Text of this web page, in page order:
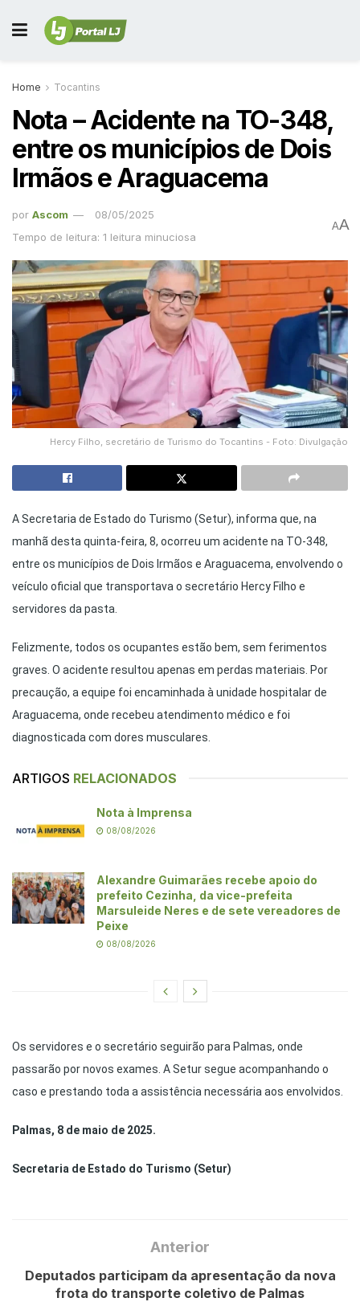
Home Tocantins
Nota – Acidente na TO-348,
entre os municípios de Dois
Irmãos e Araguacema
por Ascom
08/05/2025
Tempo de leitura: 1 leitura minuciosa
AA
Hercy Filho, secretário de Turismo do Tocantins - Foto: Divulgação
A Secretaria de Estado do Turismo (Setur), informa que, na
manhã desta quinta-feira, 8, ocorreu um acidente na TO-348,
entre os municípios de Dois Irmãos e Araguacema, envolvendo o
veículo oficial que transportava o secretário Hercy Filho e
servidores da pasta.
Felizmente, todos os ocupantes estão bem, sem ferimentos
graves. O acidente resultou apenas em perdas materiais. Por
precaução, a equipe foi encaminhada à unidade hospitalar de
Araguacema, onde recebeu atendimento médico e foi
diagnosticada com dores musculares.
ARTIGOS RELACIONADOS
Nota à Imprensa
08/08/2026
Alexandre Guimarães recebe apoio do
prefeito Cezinha, da vice-prefeita
Marsuleide Neres e de sete vereadores de
Peixe
08/08/2026
Os servidores e o secretário seguirão para Palmas, onde
passarão por novos exames. A Setur segue acompanhando o
caso e prestando toda a assistência necessária aos envolvidos.
Palmas, 8 de maio de 2025.
Secretaria de Estado do Turismo (Setur)
Anterior
Deputados participam da apresentação da nova
frota do transporte coletivo de Palmas